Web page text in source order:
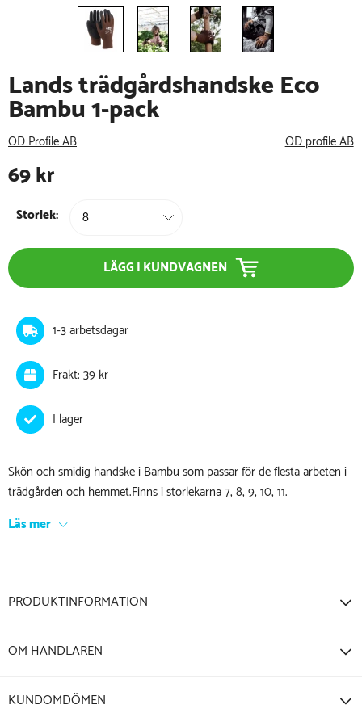
Lands trädgårdshandske Eco
Bambu 1-pack
OD Profile AB OD profile AB
69kr
Storlek:
LÄGG I KUNDVAGNEN
1-3 arbetsdagar
Frakt: 39 kr
Skön och smidig handske i Bambu som passar för de flesta arbeten i
trädgården och hemmet.Finns i storlekarna 7, 8, 9, 10, 11.
Läs mer
PRODUKTINFORMATION
OM HANDLAREN
KUNDOMDÖMEN